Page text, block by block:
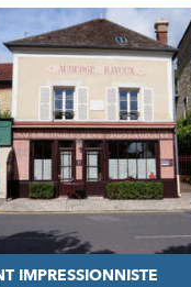
IMPRESSIONNISTE